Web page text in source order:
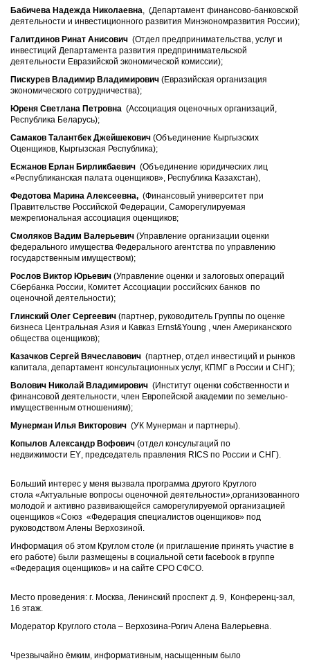
Бабичева Надежда Николаевна, (Департамент финансово-банковской
деятельности и инвестиционного развития Минэкономразвития России);
Галитдинов Ринат Анисович (Отдел предпринимательства, услуг и
инвестиций Департамента развития предпринимательской
деятельности Евразийской экономической комиссии);
Пискурев Владимир Владимирович (Евразийская организация
экономического сотрудничества);
Юреня Светлана Петровна (Ассоциация оценочных организаций,
Республика Беларусь);
Самаков Талантбек Джейшекович (Объединение Кыргызских
Оценщиков, Кыргызская Республика);
Есжанов Ерлан Бирликбаевич (Объединение юридических лиц
«Республиканская палата оценщиков», Республика Казахстан),
Федотова Марина Алексеевна, (Финансовый университет при
Правительстве Российской Федерации, Саморегулируемая
межрегиональная ассоциация оценщиков;
Смоляков Вадим Валерьевич (Управление организации оценки
федерального имущества Федерального агентства по управлению
государственным имуществом);
Рослов Виктор Юрьевич (Управление оценки и залоговых операций
Сбербанка России, Комитет Ассоциации российских банков по
оценочной деятельности);
Глинский Олег Сергеевич (партнер, руководитель Группы по оценке
бизнеса Центральная Азия и Кавказ Ernst&Young , член Американского
общества оценщиков);
Казачков Сергей Вячеславович (партнер, отдел инвестиций и рынков
капитала, департамент консультационных услуг, КПМГ в России и СНГ);
Волович Николай Владимирович (Институт оценки собственности и
финансовой деятельности, член Европейской академии по земельно-
имущественным отношениям);
Мунерман Илья Викторович (УК Мунерман и партнеры).
Копылов Александр Вофович (отдел консультаций по
недвижимости EY, председатель правления RICS по России и СНГ).
Больший интерес у меня вызвала программа другого Круглого
стола «Актуальные вопросы оценочной деятельности»,организованного
молодой и активно развивающейся саморегулируемой организацией
оценщиков «Союз «Федерация специалистов оценщиков» под
руководством Алены Верхозиной.
Информация об этом Круглом столе (и приглашение принять участие в
его работе) были размещены в социальной сети facebook в группе
«Федерация оценщиков» и на сайте СРО СФСО.
Место проведения: г. Москва, Ленинский проспект д. 9, Конференц-зал,
16 этаж.
Модератор Круглого стола – Верхозина-Рогич Алена Валерьевна.
Чрезвычайно ёмким, информативным, насыщенным было